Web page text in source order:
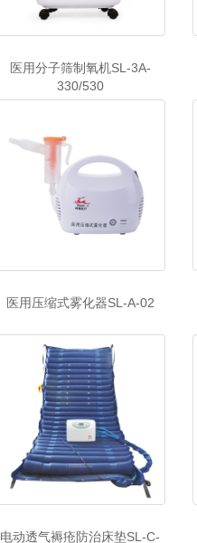
医用分子筛制氧机SL-3A-
330/530
医用压缩式雾化器SL-A-02
电动透气褥疮防治床垫SL-C-